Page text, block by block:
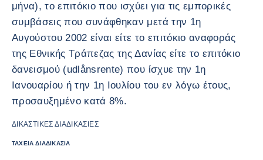
μήνα), το επιτόκιο που ισχύει για τις εμπορικές
συμβάσεις που συνάφθηκαν μετά την 1η
Αυγούστου 2002 είναι είτε το επιτόκιο αναφοράς
της Εθνικής Τράπεζας της Δανίας είτε το επιτόκιο
δανεισμού (udlånsrente) που ίσχυε την 1η
Ιανουαρίου ή την 1η Ιουλίου του εν λόγω έτους,
προσαυξημένο κατά 8%.
ΔΙΚΑΣΤΙΚΈΣ ΔΙΑΔΙΚΑΣΊΕΣ
ΤΑΧΕΊΑ ΔΙΑΔΙΚΑΣΊΑ